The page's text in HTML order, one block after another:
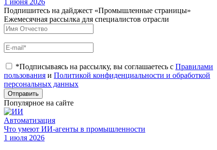
1 июня 2026
Подпишитесь на дайджест «Промышленные страницы»
Ежемесячная рассылка для специалистов отрасли
*Подписываясь на рассылку, вы соглашаетесь с Правилами
пользования и Политикой конфиденциальности и обработкой
персональных данных
Отправить
Популярное на сайте
Автоматизация
Что умеют ИИ-агенты в промышленности
1 июля 2026